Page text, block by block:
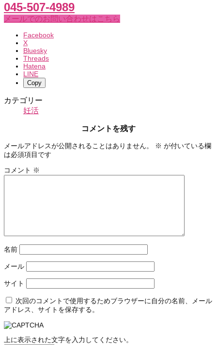
045-507-4989
メールでのお問い合わせはこちら
Facebook
X
Bluesky
Threads
Hatena
LINE
Copy
カテゴリー
妊活
コメントを残す
メールアドレスが公開されることはありません。 ※ が付いている欄
は必須項目です
コメント ※
名前
メール
サイト
次回のコメントで使用するためブラウザーに自分の名前、メール
アドレス、サイトを保存する。
上に表示された文字を入力してください。